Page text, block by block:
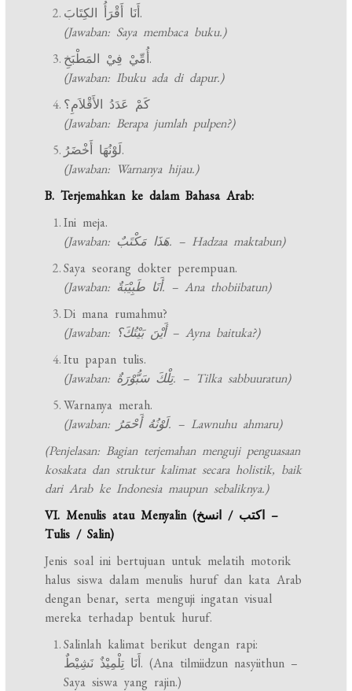
أَنَا أَقْرَأُ الكِتَابَ.
(Jawaban: Saya membaca buku.)
أُمِّيْ فِيْ المَطْبَخِ.
(Jawaban: Ibuku ada di dapur.)
كَمْ عَدَدُ الأَقْلاَمِ؟
(Jawaban: Berapa jumlah pulpen?)
لَوْنُهَا أَخْضَرُ.
(Jawaban: Warnanya hijau.)
B. Terjemahkan ke dalam Bahasa Arab:
Ini meja.
(Jawaban: هَذَا مَكْتَبٌ. – Hadzaa maktabun)
Saya seorang dokter perempuan.
(Jawaban: أَنَا طَبِيْبَةٌ. – Ana thobiibatun)
Di mana rumahmu?
(Jawaban: أَيْنَ بَيْتُكَ؟ – Ayna baituka?)
Itu papan tulis.
(Jawaban: تِلْكَ سَبُّوْرَةٌ. – Tilka sabbuuratun)
Warnanya merah.
(Jawaban: لَوْنُهُ أَحْمَرُ. – Lawnuhu ahmaru)
(Penjelasan: Bagian terjemahan menguji penguasaan
kosakata dan struktur kalimat secara holistik, baik
dari Arab ke Indonesia maupun sebaliknya.)
VI. Menulis atau Menyalin (اكتب / انسخ –
Tulis / Salin)
Jenis soal ini bertujuan untuk melatih motorik
halus siswa dalam menulis huruf dan kata Arab
dengan benar, serta menguji ingatan visual
mereka terhadap bentuk huruf.
Salinlah kalimat berikut dengan rapi:
أَنَا تِلْمِيْذٌ نَشِيْطٌ. (Ana tilmiidzun nasyiithun –
Saya siswa yang rajin.)